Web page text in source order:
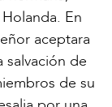
En
aceptara
salvación de
de su